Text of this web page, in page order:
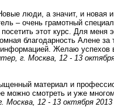
люди, а значит, и
– очень грамотный
этот курс. Для меня
благодарность Алене за
информацией. Желаю успехов
г. Москва, 12 - 13
материал и
можно смотреть и уже
12 - 13 октября 2013